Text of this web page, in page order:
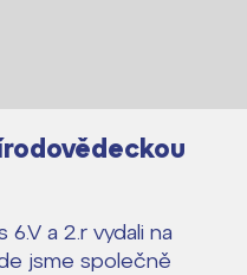
a 2.r vydali na
jsme společně